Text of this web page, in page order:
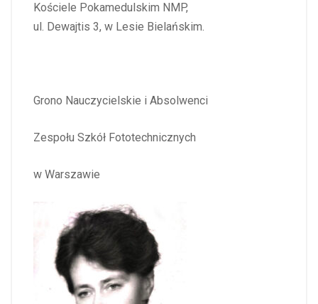
Kościele Pokamedulskim NMP,
ul. Dewajtis 3, w Lesie Bielańskim.
Grono Nauczycielskie i Absolwenci
Zespołu Szkół Fototechnicznych
w Warszawie